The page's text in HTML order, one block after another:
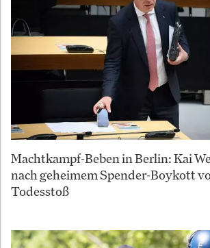
Machtkampf-Beben in Berlin: Kai
nach geheimem Spender-Boykott
Todesstoß